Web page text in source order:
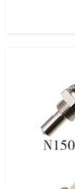
С чего
Типы
Интерфейсы